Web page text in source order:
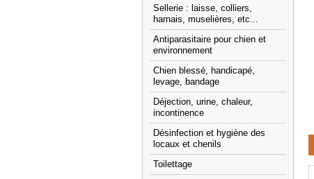
Sellerie : laisse, colliers,
harnais, muselières, etc...
Antiparasitaire pour chien et
environnement
Chien blessé, handicapé,
levage, bandage
Déjection, urine, chaleur,
incontinence
Désinfection et hygiène des
locaux et chenils
Toilettage